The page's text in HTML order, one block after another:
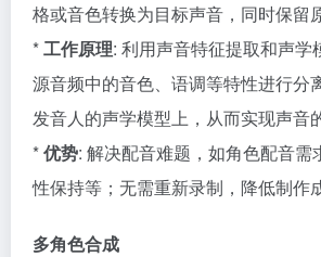
格或音色转换为目标声音，同时保留
*工作原理: 利用声音特征提取和声学
源音频中的音色、语调等特性进行分
发音人的声学模型上，从而实现声音的
*优势: 解决配音难题，如角色配音需
性保持等；无需重新录制，降低制作
多角色合成